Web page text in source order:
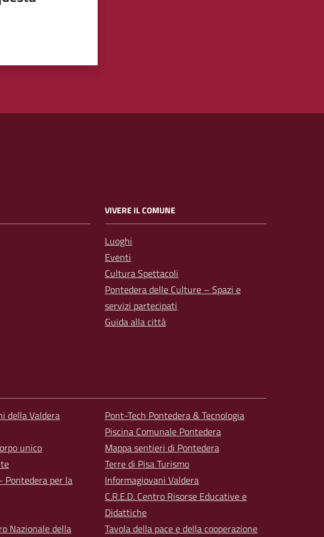
VIVERE IL COMUNE
Luoghi
Eventi
Cultura Spettacoli
Pontedera delle Culture – Spazi e
servizi partecipati
Guida alla città
della Valdera
unico
Pontedera per la
Nazionale della
Pont-Tech Pontedera & Tecnologia
Piscina Comunale Pontedera
Mappa sentieri di Pontedera
Terre di Pisa Turismo
Informagiovani Valdera
C.R.E.D. Centro Risorse Educative e
Didattiche
Tavola della pace e della cooperazione